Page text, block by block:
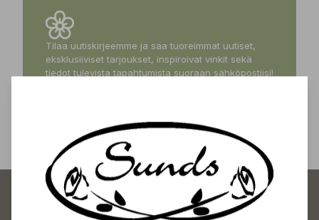
Tilaa uutiskirjeemme ja saa tuoreimmat uutiset,
eksklusiiviset tarjoukset, inspiroivat vinkit sekä
tiedot tulevista tapahtumista suoraan sähköpostiisi!